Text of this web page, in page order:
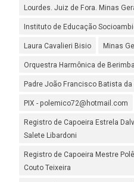
Lourdes. Juiz de Fora. Minas
Instituto de Educação
Laura Cavalieri Bisio Minas
Orquestra Harmônica de
Padre João Francisco Batista da
PIX - polemico72@hotmail.com
Registro de Capoeira Estrela
Salete Libardoni
Registro de Capoeira Mestre
Couto Teixeira